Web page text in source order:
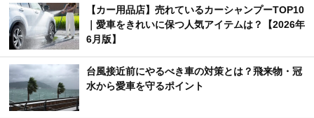
【カー用品店】売れているカーシャンプーTOP10
｜愛車をきれいに保つ人気アイテムは？【2026年
6月版】
台風接近前にやるべき車の対策とは？飛来物・冠
水から愛車を守るポイント